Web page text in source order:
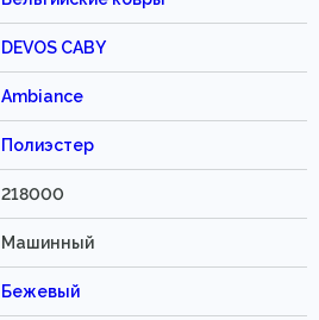
DEVOS CABY
Ambiance
Полиэстер
218000
Машинный
Бежевый